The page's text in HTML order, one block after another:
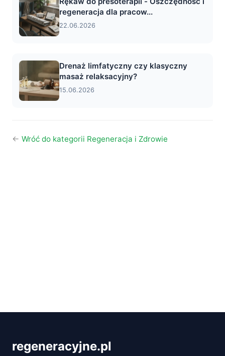
regeneracja dla pracow...
22.06.2026
Drenaż limfatyczny czy klasyczny
masaż relaksacyjny?
15.06.2026
← Wróć do kategorii Regeneracja i Zdrowie
regeneracyjne.pl